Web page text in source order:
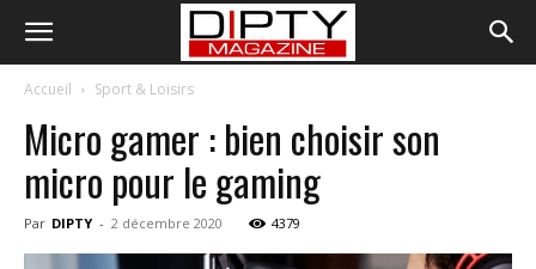
Accueil Sport & Loisirs
Micro gamer : bien choisir son
micro pour le gaming
Par DIPTY - 2 décembre 2020 4379